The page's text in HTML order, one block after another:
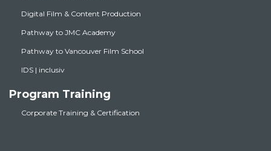
Digital Film & Content Production
Pathway to JMC Academy
Pathway to Vancouver Film School
IDS | inclusiv
Program Training
Corporate Training & Certification